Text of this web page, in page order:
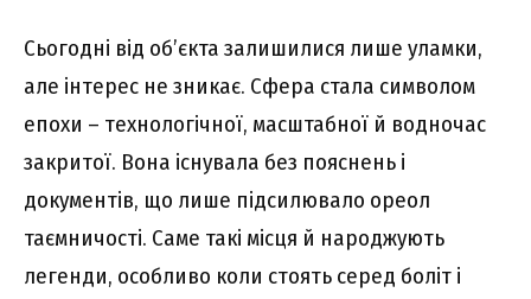
Сьогодні від об’єкта залишилися лише уламки,
але інтерес не зникає. Сфера стала символом
епохи – технологічної, масштабної й водночас
закритої. Вона існувала без пояснень і
документів, що лише підсилювало ореол
таємничості. Саме такі місця й народжують
легенди, особливо коли стоять серед боліт і